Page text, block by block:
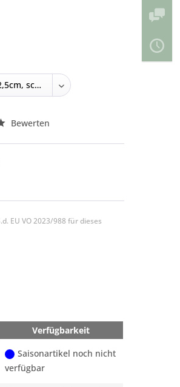
Bewerten
EU VO 2023/988 für dieses
Verfügbarkeit
Saisonartikel noch nicht
verfügbar